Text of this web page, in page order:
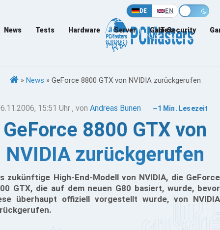
DE EN
News Tests Hardware Server Games
IT-Security
» News » GeForce 8800 GTX von NVIDIA zurückgerufen
15:51 Uhr , vonAndreas Bunen ~1 Min. Lesezeit
GeForce 8800 GTX von
NVIDIA zurückgerufen
zukünftige High-End-Modell von NVIDIA, die GeForce
GTX, die auf dem neuen G80 basiert, wurde, bevor
überhaupt offiziell vorgestellt wurde, von NVIDIA